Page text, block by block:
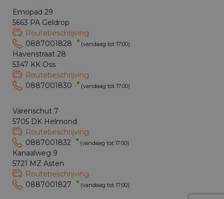
Emopad 29
5663 PA Geldrop
Routebeschrijving
0887001828
(vandaag tot 17:00)
Havenstraat 28
5347 KK Oss
Routebeschrijving
0887001830
(vandaag tot 17:00)
Varenschut 7
5705 DK Helmond
Routebeschrijving
0887001832
(vandaag tot 17:00)
Kanaalweg 9
5721 MZ Asten
Routebeschrijving
0887001827
(vandaag tot 17:00)